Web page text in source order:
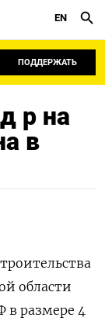
EN
ПОДДЕРЖАТЬ
р на
в
области
в размере 4